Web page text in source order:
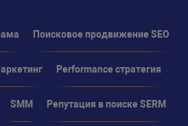
Поисковое продвижение SEO
Performance стратегия
SMM Репутация в поиске SERM